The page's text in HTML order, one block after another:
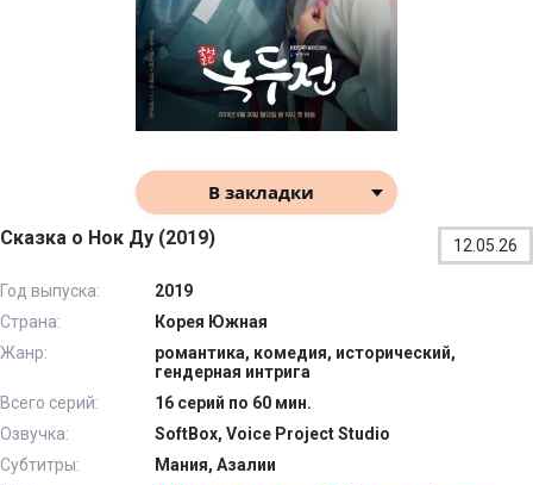
В закладки
Сказка о Нок Ду (2019) 12.05.26
Год выпуска:
2019
Страна:
Корея Южная
Жанр:
романтика, комедия, исторический,
гендерная интрига
Всего серий:
16 серий по 60 мин.
Озвучка:
SoftBox, Voice Project Studio
Субтитры:
Мания, Азалии